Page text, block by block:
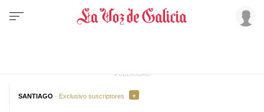
SANTIAGO · Exclusivo suscriptores